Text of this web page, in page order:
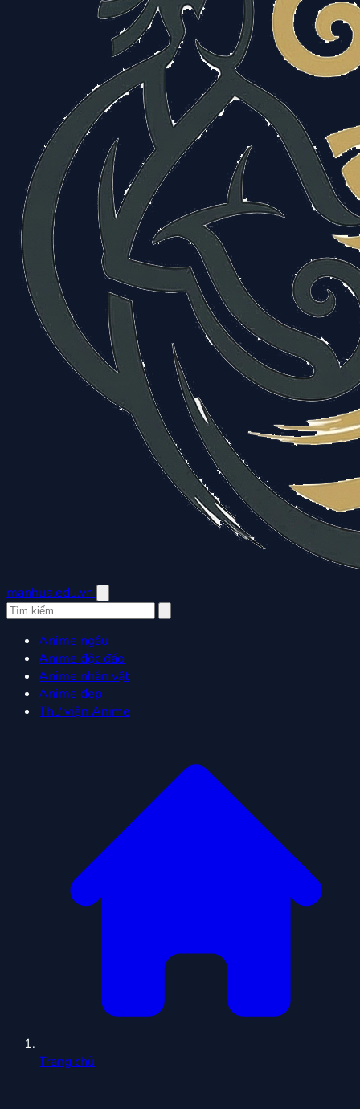
manhua.edu.vn
Anime ngầu
Anime độc đáo
Anime nhân vật
Anime đẹp
Thư viện Anime
Trang chủ